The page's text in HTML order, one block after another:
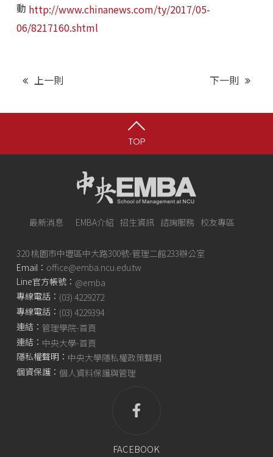
動 http://www.chinanews.com/ty/2017/05-
06/8217160.shtml
上一則 下一則
TOP
最新消息 EMBA介紹 招生資訊 諮詢服務 校友專區
320 桃園市中壢區中大路300號-管理二館233辦公室
Email： office@emba.ncu.edu.tw
Line官方帳號： @emba
專線電話： (03) 4229272
專線電話： (03) 4229394
連結： 管理學院-首頁
連結： 中央大學-首頁
隱私權聲明： 中央大學隱私權政策聲明
個資保護： 個人資料保護與管理
FACEBOOK